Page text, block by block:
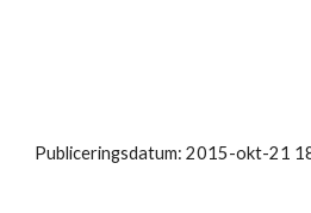
Publiceringsdatum: 2015-okt-21